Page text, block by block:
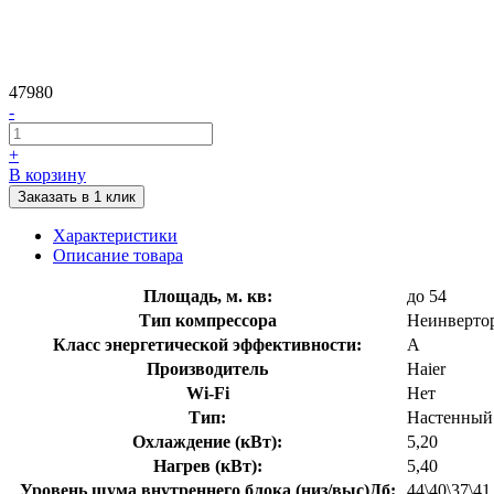
47980
-
+
В корзину
Заказать в 1 клик
Характеристики
Описание товара
Площадь, м. кв:
до 54
Тип компрессора
Класс энергетической эффективности:
A
Производитель
Haier
Wi-Fi
Нет
Тип:
Настенный
Охлаждение (кВт):
5,20
Нагрев (кВт):
5,40
Уровень шума внутреннего блока (низ/выс)Дб:
44\40\37\41